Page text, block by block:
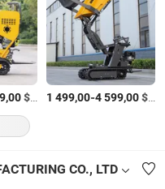
$US /Pièce
1 499,00-4 599,00$US
CO., LTD